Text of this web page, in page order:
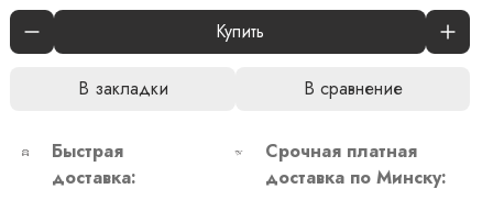
Купить
В закладки В сравнение
Быстрая
доставка:
Срочная платная
доставка по Минску: